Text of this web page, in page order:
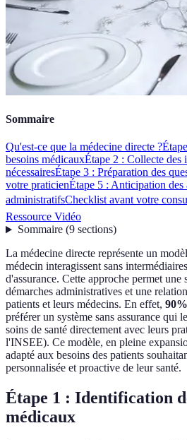
Sommaire
Qu'est-ce que la médecine directe ?
besoins médicauxÉtape 2 : Collecte des
nécessairesÉtape 3 : Préparation des
votre praticienÉtape 5 : Anticipation des
administratifsChecklist avant votre
Ressource Vidéo
Sommaire(9 sections)
La médecine directe représente un
médecin interagissent sans
d'assurance. Cette approche permet
démarches administratives et une
patients et leurs médecins. En effet,
préférer un système sans assurance qui
soins de santé directement avec leurs
l'INSEE). Ce modèle, en pleine
adapté aux besoins des patients
personnalisée et proactive de leur santé.
Étape 1 : Identification
médicaux